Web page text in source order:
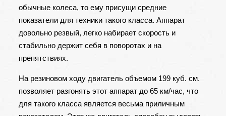
обычные колеса, то ему присущи средние
показатели для техники такого класса. Аппарат
довольно резвый, легко набирает скорость и
стабильно держит себя в поворотах и на
препятствиях.
На резиновом ходу двигатель объемом 199 куб. см.
позволяет разгонять этот аппарат до 65 км/час, что
для такого класса является весьма приличным